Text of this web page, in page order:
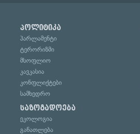
პოლიტიკა
პარლამენტი
ტერორიზმი
მსოფლიო
კავკასია
კონფლიქტები
სამხედრო
საზოგადოება
ეკოლოგია
განათლება